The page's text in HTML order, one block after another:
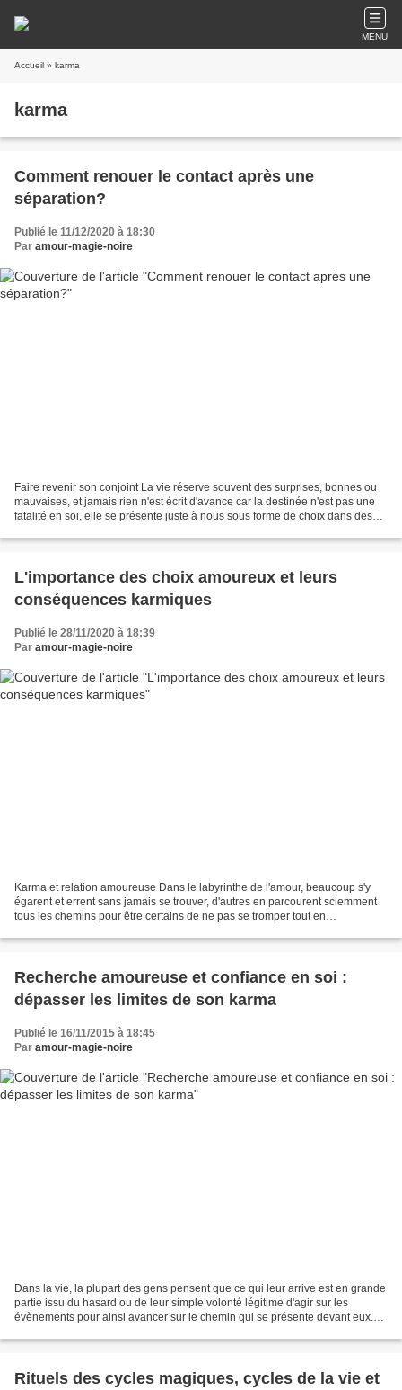
MENU
Accueil » karma
karma
Comment renouer le contact après une
séparation?
Publié le 11/12/2020 à 18:30
Par amour-magie-noire
Faire revenir son conjoint La vie réserve souvent des surprises, bonnes ou
mauvaises, et jamais rien n'est écrit d'avance car la destinée n'est pas une
fatalité en soi, elle se présente juste à nous sous forme de choix dans des
L'importance des choix amoureux et leurs
conséquences karmiques
Publié le 28/11/2020 à 18:39
Par amour-magie-noire
Karma et relation amoureuse Dans le labyrinthe de l'amour, beaucoup s'y
égarent et errent sans jamais se trouver, d'autres en parcourent sciemment
tous les chemins pour être certains de ne pas se tromper tout en
Recherche amoureuse et confiance en soi :
dépasser les limites de son karma
Publié le 16/11/2015 à 18:45
Par amour-magie-noire
Dans la vie, la plupart des gens pensent que ce qui leur arrive est en grande
partie issu du hasard ou de leur simple volonté légitime d'agir sur les
évènements pour ainsi avancer sur le chemin qui se présente devant eux.
Rituels des cycles magiques, cycles de la vie et